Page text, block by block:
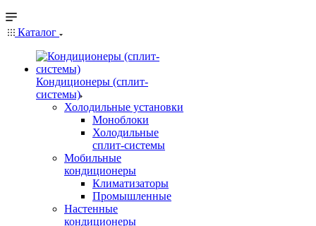
Каталог
Кондиционеры (сплит-
системы)
Холодильные установки
Моноблоки
Холодильные
сплит-системы
Мобильные
кондиционеры
Климатизаторы
Промышленные
Настенные
кондиционеры